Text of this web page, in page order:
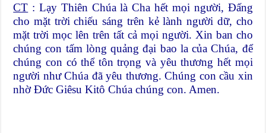
CT : Lạy Thiên Chúa là Cha hết mọi người, Đấng
cho mặt trời chiếu sáng trên kẻ lành người dữ, cho
mặt trời mọc lên trên tất cả mọi người. Xin ban cho
chúng con tấm lòng quảng đại bao la của Chúa, để
chúng con có thể tôn trọng và yêu thương hết mọi
người như Chúa đã yêu thương. Chúng con cầu xin
nhờ Đức Giêsu Kitô Chúa chúng con. Amen.